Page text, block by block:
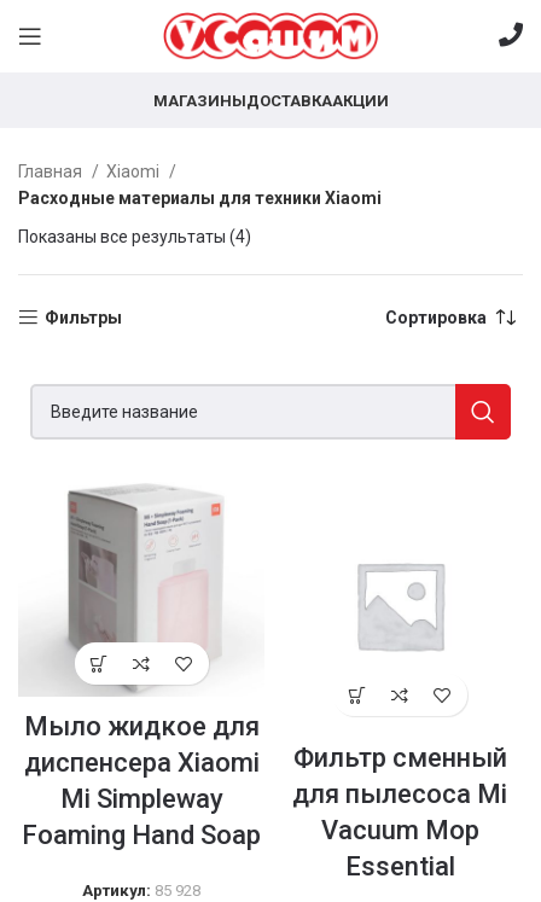
МАГАЗИНЫДОСТАВКААКЦИИ
Главная
Xiaomi
Расходные материалы для техники Xiaomi
Показаны все результаты (4)
Фильтры Сортировка
Мыло жидкое для
диспенсера Xiaomi
Mi Simpleway
Foaming Hand Soap
Артикул: 85 928
Фильтр сменный
для пылесоса Mi
Vacuum Mop
Essential